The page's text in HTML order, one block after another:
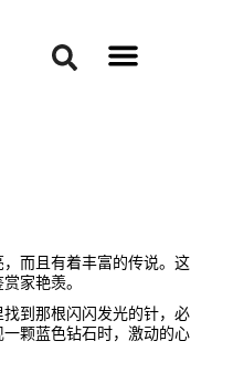
而且有着丰富的传说。这
家艳羡。
到那根闪闪发光的针，必
颗蓝色钻石时，激动的心